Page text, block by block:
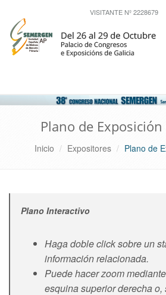
VISITANTE Nº 2228679
Plano de
Inicio Expositores Plano de
Plano Interactivo
Haga doble click sobre un
información relacionada.
Puede hacer zoom
esquina superior derecha o,